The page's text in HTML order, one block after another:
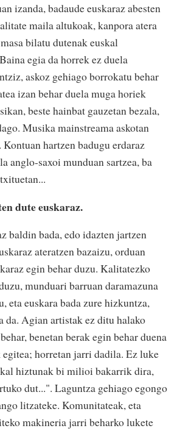
izanda, badaude euskaraz abesten
maila altukoak, kanpora atera
bilatu dutenak euskal
egia da horrek ez duela
askoz gehiago borrokatu behar
izan behar duela muga horiek
beste hainbat gauzetan bezala,
Musika mainstreama askotan
hartzen badugu erdaraz
anglo-saxoi munduan sartzea, ba
dute euskaraz.
baldin bada, edo idazten jartzen
ateratzen bazaizu, orduan
egin behar duzu. Kalitatezko
munduari barruan daramazuna
eta euskara bada zure hizkuntza,
da. Agian artistak ez ditu halako
benetan berak egin behar duena
horretan jarri dadila. Ez luke
hiztunak bi milioi bakarrik dira,
dut...". Laguntza gehiago egongo
litzateke. Komunitateak, eta
makineria jarri beharko lukete